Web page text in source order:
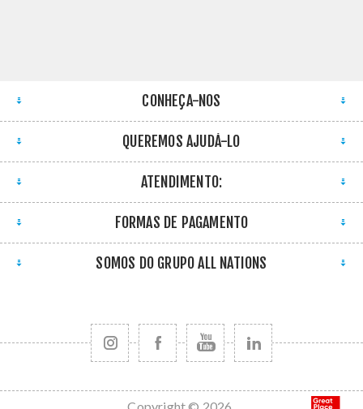
CONHEÇA-NOS
QUEREMOS AJUDÁ-LO
ATENDIMENTO:
FORMAS DE PAGAMENTO
SOMOS DO GRUPO ALL NATIONS